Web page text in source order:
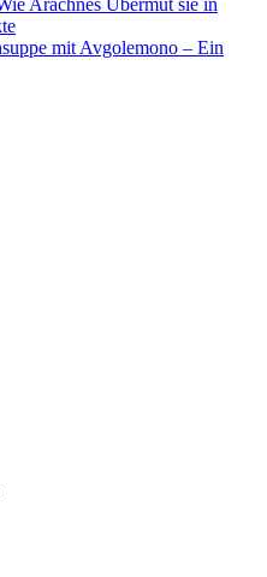
mit Avgolemono – Ein